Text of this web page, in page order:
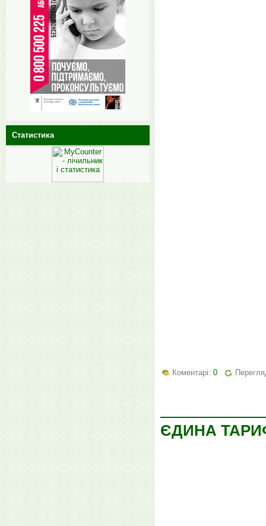
Коментарі: 0
ЄДИНА
Статистика